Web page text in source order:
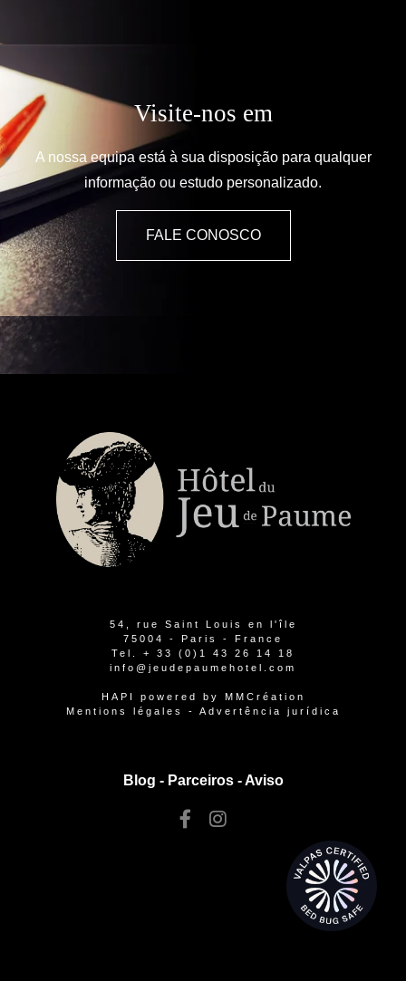
Visite-nos em
A nossa equipa está à sua disposição para qualquer
informação ou estudo personalizado.
FALE CONOSCO
54, rue Saint Louis en l'île
75004 - Paris - France
Tel. + 33 (0)1 43 26 14 18
info@jeudepaumehotel.com
HAPI powered by MMCréation
Mentions légales
- Advertência jurídica
Blog - Parceiros-Aviso